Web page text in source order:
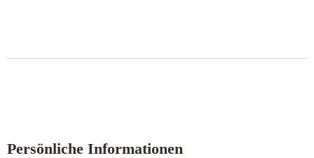
Persönliche Informationen